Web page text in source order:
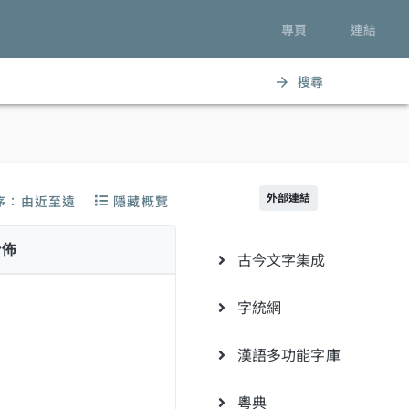
專頁 連結
arrow_forward 搜尋
由近至遠 隱藏概覽 外部連結
古今文字集成
字統網
漢語多功能字庫
粵典